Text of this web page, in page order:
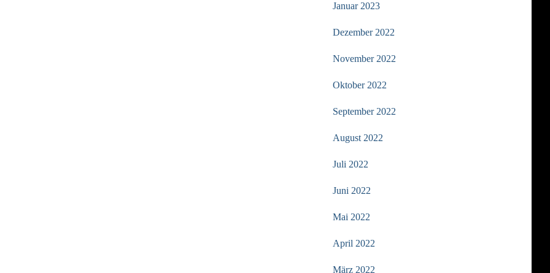
Januar 2023
Dezember 2022
November 2022
Oktober 2022
September 2022
August 2022
Juli 2022
Juni 2022
Mai 2022
April 2022
März 2022